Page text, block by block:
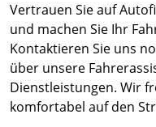
Vertrauen Sie auf
und machen Sie Ihr
Kontaktieren Sie uns
über unsere
Dienstleistungen. Wir
komfortabel auf den